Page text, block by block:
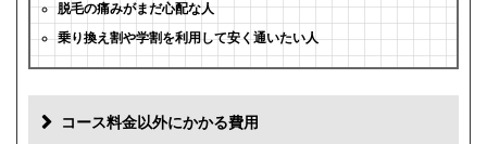
脱毛の痛みがまだ心配な人
乗り換え割や学割を利用して安く通いたい人
コース料金以外にかかる費用